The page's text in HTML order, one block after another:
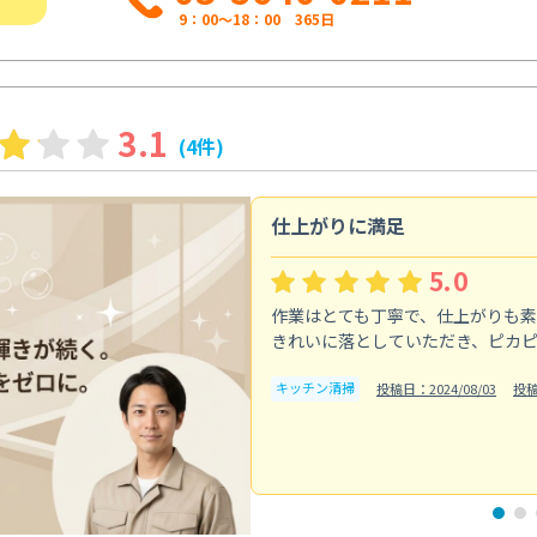
9：00～18：00 365日
3.1 (4件)
仕上がりに満足
5.0
作業はとても丁寧で、仕上がりも
きれいに落としていただき、ピカ
キッチン清掃 投稿日：2024/08/03 投